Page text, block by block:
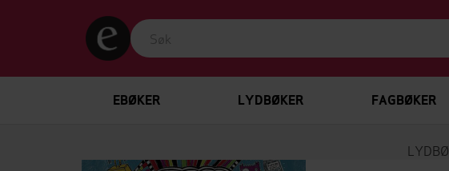
EBØKER LYDBØKER FAGBØKER